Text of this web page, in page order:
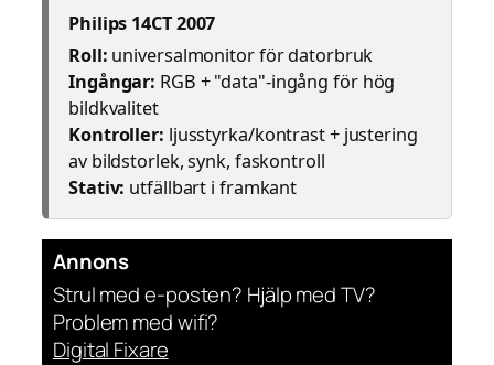
Philips 14CT 2007
Roll: universalmonitor för datorbruk
Ingångar: RGB + "data"-ingång för hög
bildkvalitet
Kontroller: ljusstyrka/kontrast + justering
av bildstorlek, synk, faskontroll
Stativ: utfällbart i framkant
Annons
Strul med e-posten? Hjälp med TV?
Problem med wifi?
Digital Fixare